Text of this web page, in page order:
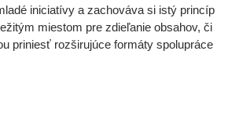
iniciatívy a zachováva si istý princíp
miestom pre zdieľanie obsahov, či
priniesť rozširujúce formáty spolupráce